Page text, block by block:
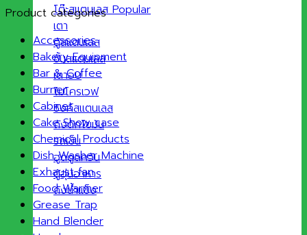
โต๊ะสแตนเลส
เตา
ตู้สแตนเลส
ชั้นสแตนเลส
เตาอบ
ไมโครเวฟ
ซิงค์สแตนเลส
ถังดักไขมัน
รถเข็น
ฮูดดูดควัน
ตู้อุ่นอาหาร
ถังน้ำแข็ง
Product categories
Accessories
Bakery Equipment
Bar & Coffee
Burner
Cabinet
Cake Show case
Chemical Products
Dish Washer Machine
Exhaust fan
Food Warmer
Grease Trap
Hand Blender